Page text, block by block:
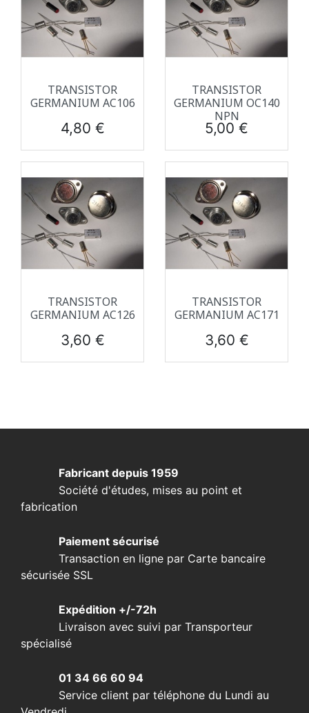
TRANSISTOR
GERMANIUM AC106
Prix
4,80 €
TRANSISTOR
GERMANIUM OC140
NPN
Prix
5,00 €
TRANSISTOR
GERMANIUM AC126
Prix
3,60 €
TRANSISTOR
GERMANIUM AC171
Prix
3,60 €
Fabricant depuis 1959
Société d'études, mises au point et
fabrication
Paiement sécurisé
Transaction en ligne par Carte bancaire
sécurisée SSL
Expédition +/-72h
Livraison avec suivi par Transporteur
spécialisé
01 34 66 60 94
Service client par téléphone du Lundi au